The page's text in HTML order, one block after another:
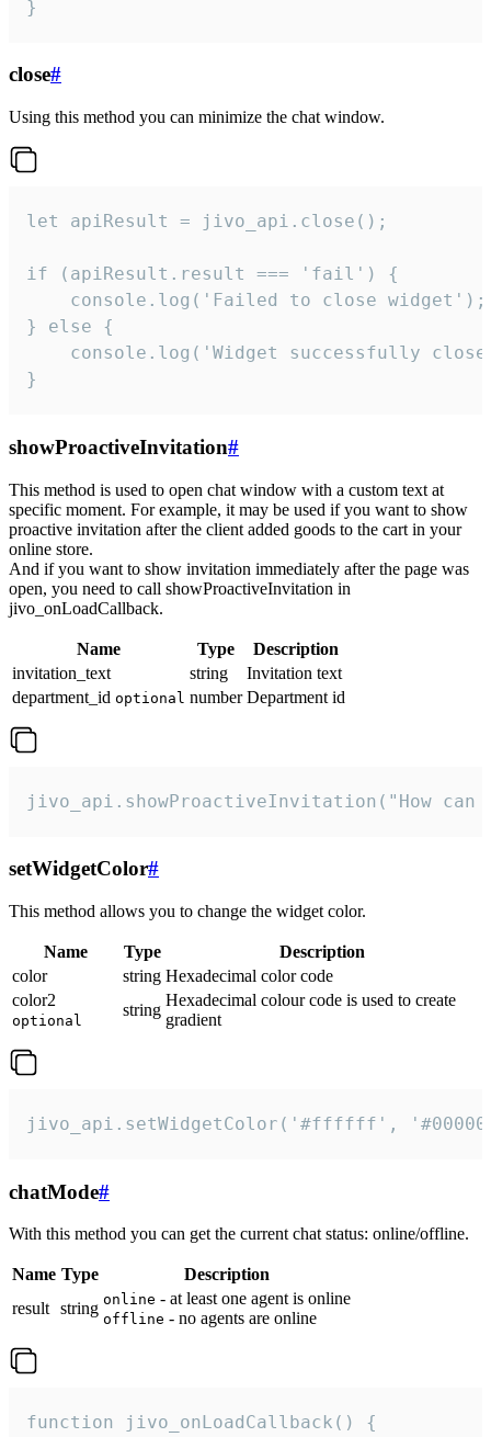
}
close#
Using this method you can minimize the chat window.
let apiResult = jivo_api.close();
if (apiResult.result === 'fail') {
    console.log('Failed to close widget');
} else {
console.log('Widget successfully
}
showProactiveInvitation#
This method is used to open chat window with a custom text at
specific moment. For example, it may be used if you want to show
proactive invitation after the client added goods to the cart in your
online store.
And if you want to show invitation immediately after the page was
open, you need to call showProactiveInvitation in
jivo_onLoadCallback.
Name Type
Description
invitation_text
string
Invitation text
department_id optional number Department id
jivo_api.showProactiveInvitation("How
setWidgetColor#
This method allows you to change the widget color.
Name Type
Description
color
string Hexadecimal color code
color2
optional
string
Hexadecimal colour code is used to create
gradient
jivo_api.setWidgetColor('#ffffff',
chatMode#
With this method you can get the current chat status: online/offline.
Name Type
Description
result string online - at least one agent is online
offline - no agents are online
function jivo_onLoadCallback() {